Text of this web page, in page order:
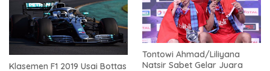
Klasemen F1 2019 Usai Bottas
Tontowi Ahmad/Liliyana
Natsir Sabet Gelar Juara